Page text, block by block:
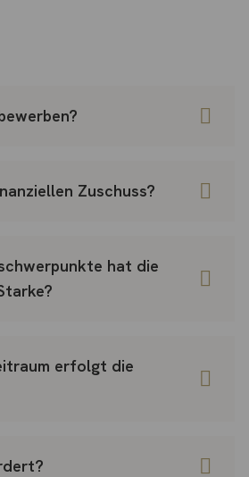
Zuschuss?
hat die
erfolgt die